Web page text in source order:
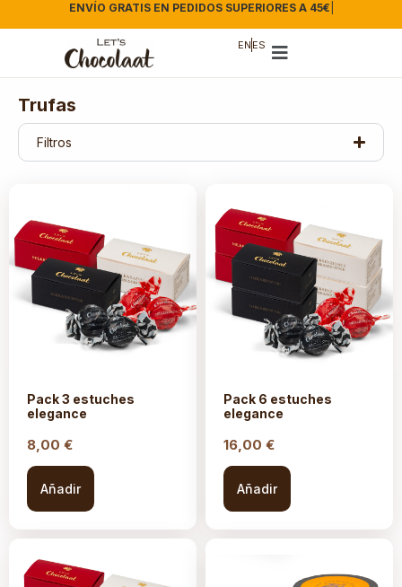
ENVÍO GRATIS EN PEDIDOS SUPERIORES A 45€
EN ES
Trufas
Filtros
Pack 3 estuches
elegance
8,00 €
Añadir
Pack 6 estuches
elegance
16,00 €
Añadir